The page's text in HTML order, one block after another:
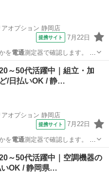
オプション 静岡店
提携サイト 7月22日
を電通測定器で確認します。 ま
～50代活躍中｜組立・加
/日払いOK / 静…
オプション 静岡店
提携サイト 7月22日
を電通測定器で確認します。 ま
～50代活躍中｜空調機器の
OK / 静岡県…